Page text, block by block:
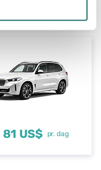
81 US$ pr. dag